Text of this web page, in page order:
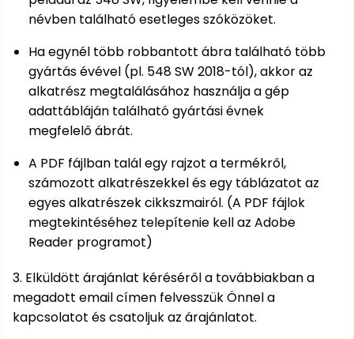
Permetező
Üvegház
és
melegház
Komposztáló
Kézi
szerszám,
eszközök
Kiegészítők
névben található esetleges szóközöket.
Ha egynél több robbantott ábra található több
gyártás évével (pl. 548 SW 2018-tól), akkor az
alkatrész megtalálásához használja a gép
adattábláján található gyártási évnek
megfelelő ábrát.
A PDF fájlban talál egy rajzot a termékről,
számozott alkatrészekkel és egy táblázatot az
egyes alkatrészek cikkszmairól. (A PDF fájlok
megtekintéséhez telepítenie kell az Adobe
Reader programot)
3. Elküldött árajánlat kéréséről a továbbiakban a
megadott email címen felvesszük Önnel a
kapcsolatot és csatoljuk az árajánlatot.